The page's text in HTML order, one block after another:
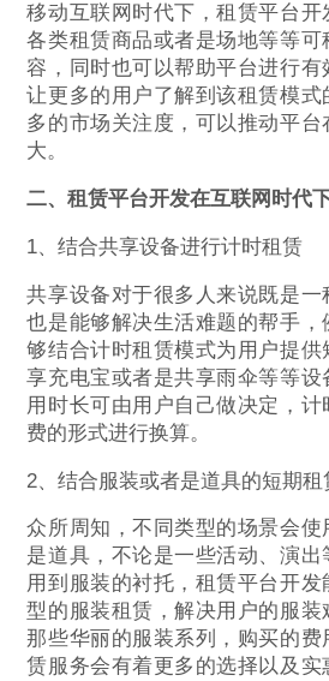
移动互联网时代下，租赁平台
各类租赁商品或者是场地等等
容，同时也可以帮助平台进行有
让更多的用户了解到该租赁模式
多的市场关注度，可以推动平
大。
二、租赁平台开发在互联网时代
1、结合共享设备进行计时租赁
共享设备对于很多人来说既是一
也是能够解决生活难题的帮手
够结合计时租赁模式为用户提
享充电宝或者是共享雨伞等等
用时长可由用户自己做决定，
费的形式进行换算。
2、结合服装或者是道具的短期租
众所周知，不同类型的场景会
是道具，不论是一些活动、演
用到服装的衬托，租赁平台开
型的服装租赁，解决用户的服
那些华丽的服装系列，购买的费
赁服务会有着更多的选择以及